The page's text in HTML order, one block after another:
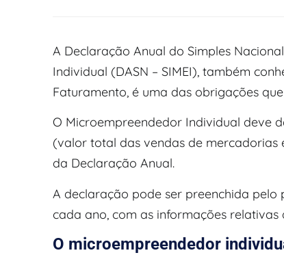
A Declaração Anual do Simples
Individual (DASN – SIMEI), também
Faturamento, é uma das obrigações
O Microempreendedor Individual deve
(valor total das vendas de
da Declaração Anual.
A declaração pode ser preenchida pelo
cada ano, com as informações relativas
O microempreendedor